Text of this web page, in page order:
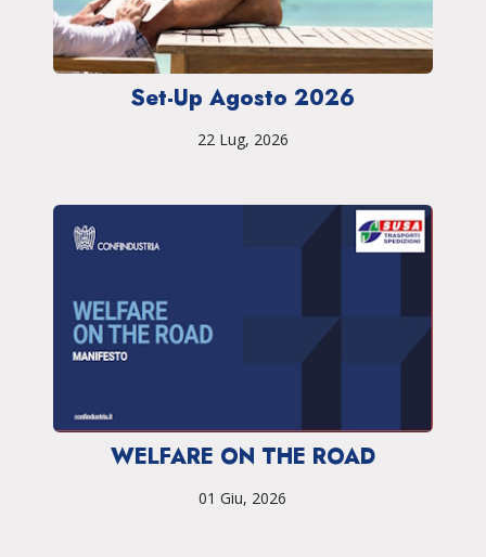
Set-Up Agosto 2026
22 Lug, 2026
WELFARE ON THE ROAD
01 Giu, 2026